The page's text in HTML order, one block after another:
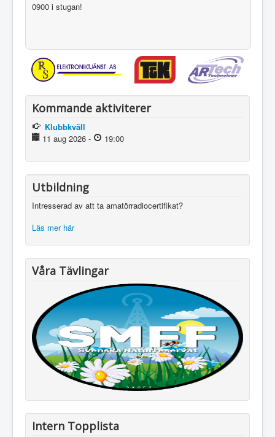
0900 i stugan!
Kommande aktiviterer
Klubbkväll
11 aug 2026 - 19:00
Utbildning
Intresserad av att ta amatörradiocertifikat?
Läs mer här
Våra Tävlingar
Intern Topplista